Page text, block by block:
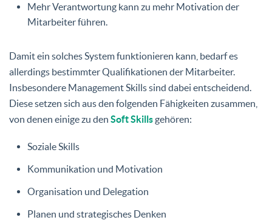
Mehr Verantwortung kann zu mehr Motivation der
Mitarbeiter führen.
Damit ein solches System funktionieren kann, bedarf es
allerdings bestimmter Qualifikationen der Mitarbeiter.
Insbesondere Management Skills sind dabei entscheidend.
Diese setzen sich aus den folgenden Fähigkeiten zusammen,
von denen einige zu den Soft Skillsgehören:
Soziale Skills
Kommunikation und Motivation
Organisation und Delegation
Planen und strategisches Denken